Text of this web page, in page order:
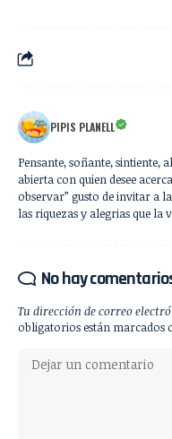
PIPIS PLANELL
Pensante, soñante, sintiente,
abierta con quien desee
observar” gusto de invitar a
las riquezas y alegrias que la
No hay
Tu dirección de correo
obligatorios están marcados